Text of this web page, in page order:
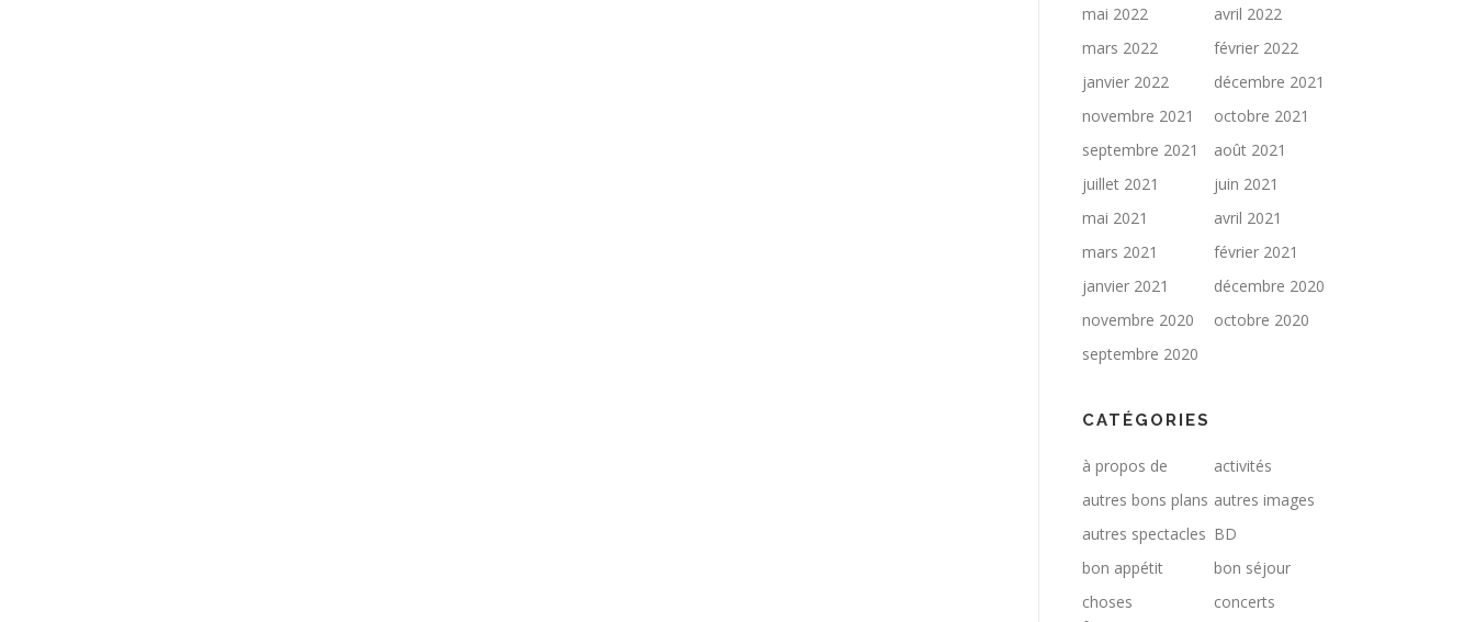
mai 2022
avril 2022
mars 2022
février 2022
janvier 2022
décembre 2021
novembre 2021
octobre 2021
septembre 2021
août 2021
juillet 2021
juin 2021
mai 2021
avril 2021
mars 2021
février 2021
janvier 2021
décembre 2020
novembre 2020
octobre 2020
septembre 2020
CATÉGORIES
à propos de
activités
autres bons plans autres images
autres spectacles BD
bon appétit
bon séjour
choses
concerts